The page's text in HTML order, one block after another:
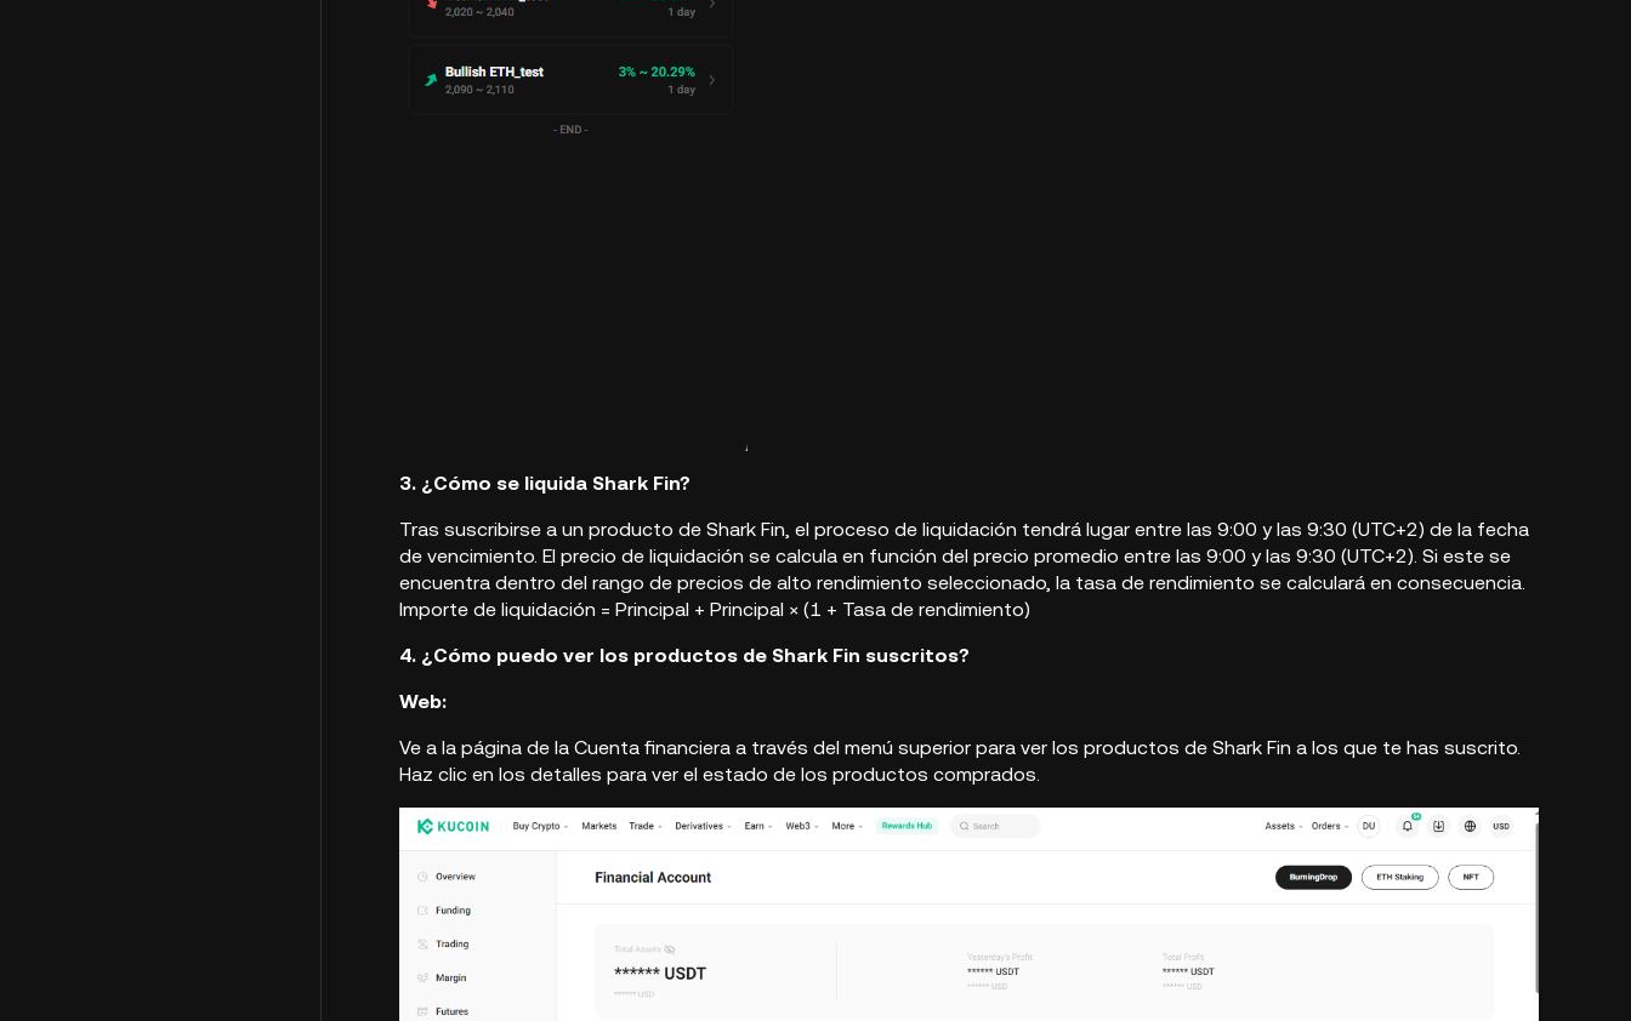
3. ¿Cómo se liquida Shark Fin?
Tras suscribirse a un producto de Shark Fin, el proceso de liquidación tendrá lugar entre las 9:00 y las 9:30 (UTC+2) de la fecha
de vencimiento. El precio de liquidación se calcula en función del precio promedio entre las 9:00 y las 9:30 (UTC+2). Si este se
encuentra dentro del rango de precios de alto rendimiento seleccionado, la tasa de rendimiento se calculará en consecuencia.
Importe de liquidación = Principal + Principal × (1 + Tasa de rendimiento)
4. ¿Cómo puedo ver los productos de Shark Fin suscritos?
Web:
Ve a la página de la Cuenta financiera a través del menú superior para ver los productos de Shark Fin a los que te has suscrito.
Haz clic en los detalles para ver el estado de los productos comprados.